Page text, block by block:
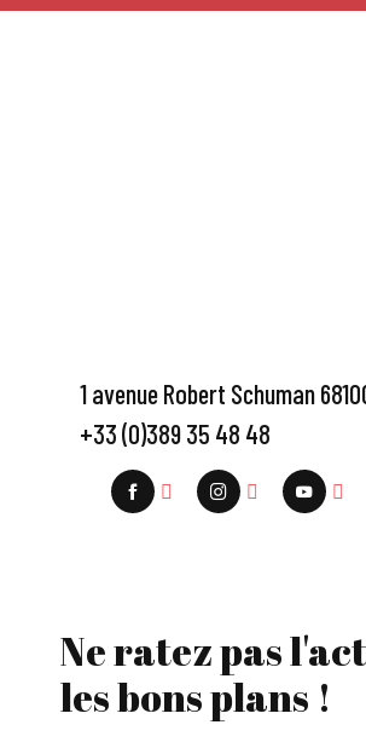
1 avenue Robert Schuman
+33 (0)389 35 48 48
Ne ratez pas
les bons plans !